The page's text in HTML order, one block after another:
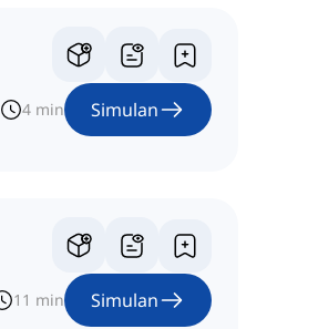
4 min Simulan
11 min Simulan